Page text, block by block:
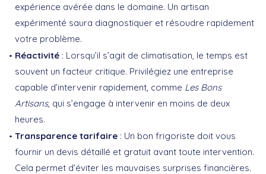
expérience avérée dans le domaine. Un artisan
expérimenté saura diagnostiquer et résoudre rapidement
votre problème.
Réactivité : Lorsqu’il s’agit de climatisation, le temps est
souvent un facteur critique. Privilégiez une entreprise
capable d’intervenir rapidement, comme Les Bons
Artisans, qui s’engage à intervenir en moins de deux
heures.
Transparence tarifaire : Un bon frigoriste doit vous
fournir un devis détaillé et gratuit avant toute intervention.
Cela permet d’éviter les mauvaises surprises financières.